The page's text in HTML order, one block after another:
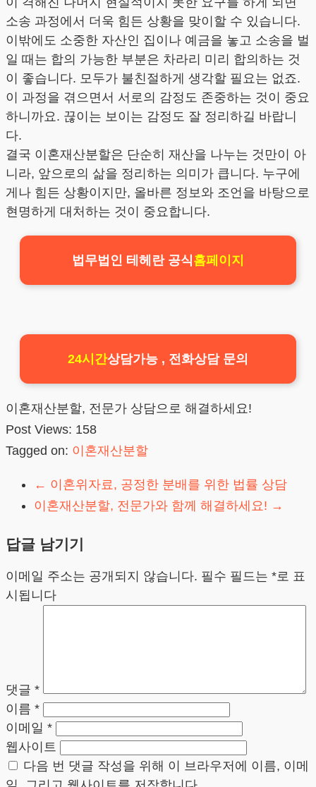
소송 과정에서 더욱 힘든 상황을 맞이할 수 있습니다.
이밖에도 소중한 자산인 집이나 예금을 놓고 소송을 벌
일 때는 합의 가능한 부분은 차라리 미리 합의하는 것
이 좋습니다. 모두가 불친절하게 생각할 필요는 없죠.
이 과정을 겪으면서 서로의 감정도 존중하는 것이 중요
하니까요. 끊이는 보이는 감정도 잘 정리하길 바랍니
다.
결국 이혼재산분할은 단순히 재산을 나누는 것만이 아
니라, 앞으로의 삶을 정리하는 의미가 큽니다. 누구에
게나 힘든 상황이지만, 올바른 정보와 조언을 바탕으로
현명하게 대처하는 것이 중요합니다.
법무법인 테헤란 공식홈페이지
24시간상담가능 , 전화상담 문의
이혼재산분할, 전문가 상담으로 해결하세요!
Post Views: 158
Tagged on: 이혼재산분할
← 이혼위자료, 공정한 분배를 위한 법률 상담
이혼재산분할, 전문가와 함께 해결하세요! →
답글 남기기
이메일 주소는 공개되지 않습니다. 필수 필드는 *로 표
시됩니다
댓글 *
이름 *
이메일 *
웹사이트
다음 번 댓글 작성을 위해 이 브라우저에 이름, 이메